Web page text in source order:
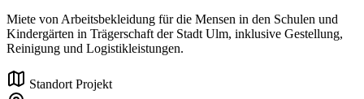
Miete von Arbeitsbekleidung für die Mensen in den Schulen und
Kindergärten in Trägerschaft der Stadt Ulm, inklusive Gestellung,
Reinigung und Logistikleistungen.
Standort Projekt